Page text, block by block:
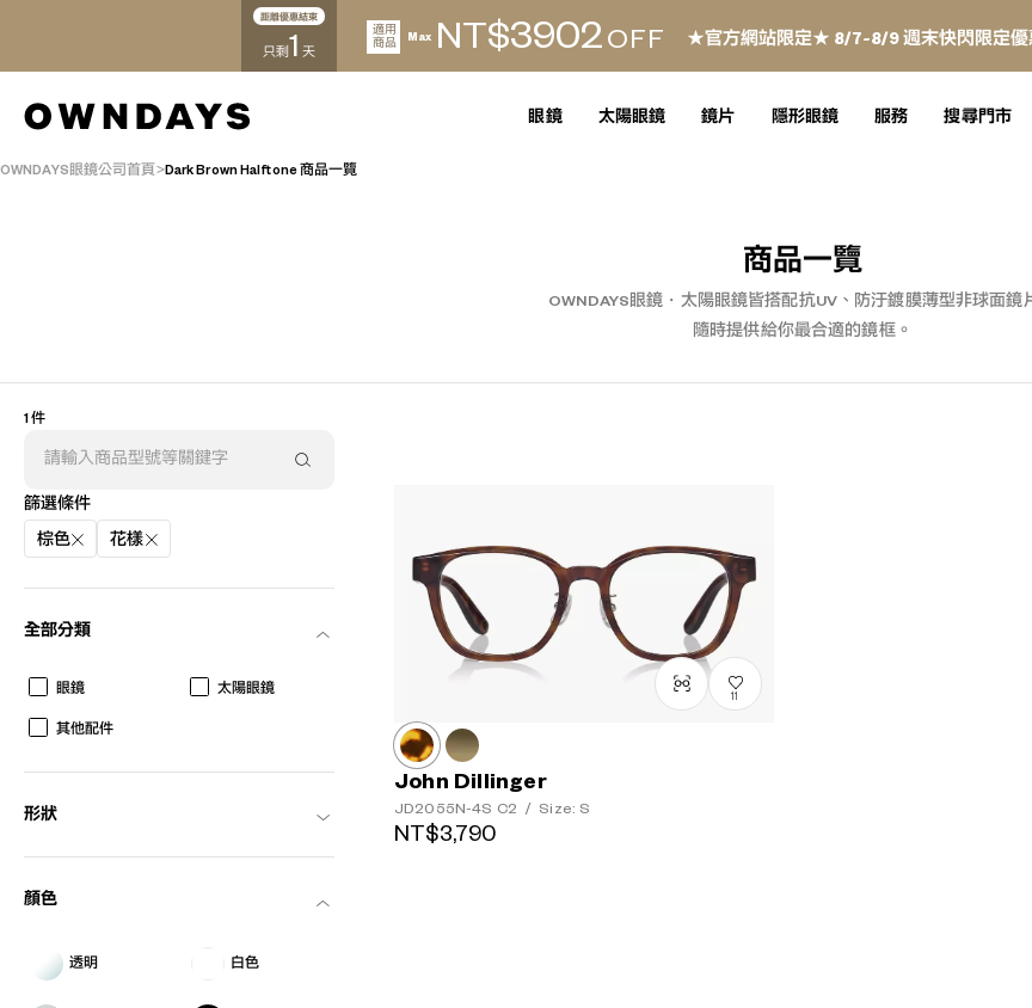
距離優惠結束
只剩 1 天
★官方網站限定★ 8/7~8/9 週末快閃限定優
適用
商品
Max NT$3902 OFF
眼鏡 太陽眼鏡 鏡片 隱形眼鏡 服務 搜尋門市
OWNDAYS眼鏡公司首頁 Dark Brown Halftone 商品一覽
商品一覽
OWNDAYS眼鏡・太陽眼鏡皆搭配抗UV、防汙鍍膜薄型非球面鏡
隨時提供給你最合適的鏡框。
1 件
篩選條件
棕色 花樣
全部分類
眼鏡 太陽眼鏡
其他配件
形狀
顏色
透明 白色
11
John Dillinger
JD2055N-4S C2 / Size: S
NT$3,790